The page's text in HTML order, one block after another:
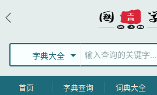
字典大全
首页 字典查询 词典大全